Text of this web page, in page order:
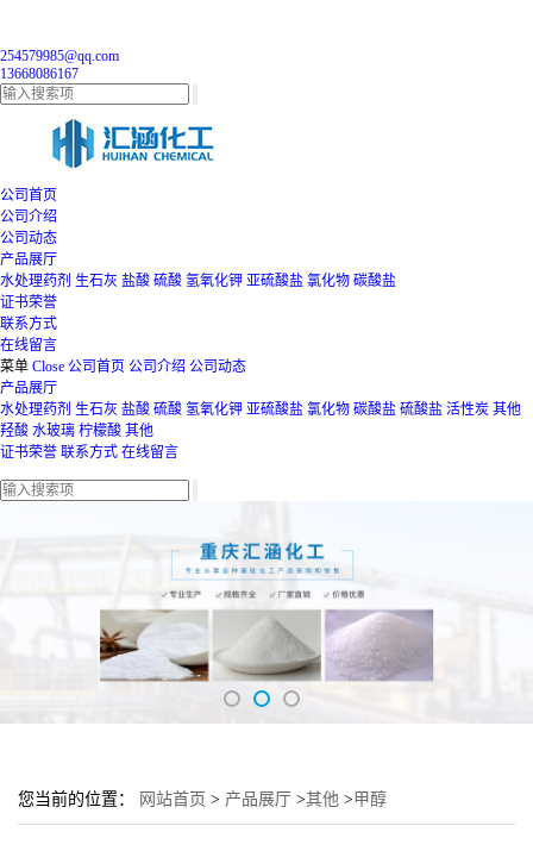
254579985@qq.com
13668086167
公司首页
公司介绍
公司动态
产品展厅
水处理药剂 生石灰 盐酸 硫酸 氢氧化钾 亚硫酸盐 氯化物 碳酸盐
证书荣誉
联系方式
在线留言
菜单 Close 公司首页 公司介绍 公司动态
产品展厅
水处理药剂 生石灰 盐酸 硫酸 氢氧化钾 亚硫酸盐 氯化物 碳酸盐 硫酸盐 活性炭 其他
羟酸 水玻璃 柠檬酸 其他
证书荣誉 联系方式 在线留言
您当前的位置： 网站首页 > 产品展厅 >其他 >甲醇